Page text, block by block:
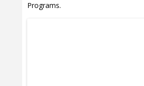
Programs.